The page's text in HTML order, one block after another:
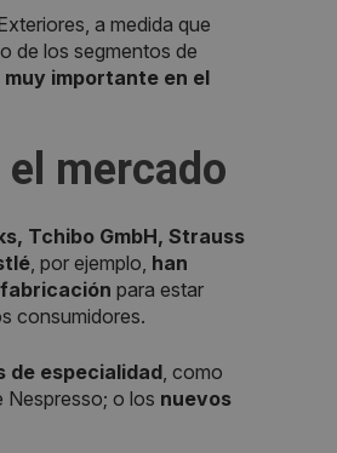
a medida que
de los segmentos de
importante en el
mercado
Tchibo GmbH, Strauss
, por ejemplo, han
para estar
consumidores.
de especialidad , como
Nespresso; o los nuevos